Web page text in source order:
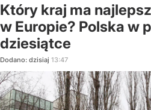
Który kraj ma
w Europie? Polska w
dziesiątce
Dodano: dzisiaj 13:47